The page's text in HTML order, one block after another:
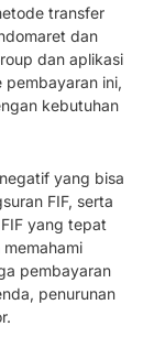
transfer
dan
dan aplikasi
pembayaran ini,
kebutuhan
yang bisa
FIF, serta
yang tepat
pembayaran
penurunan